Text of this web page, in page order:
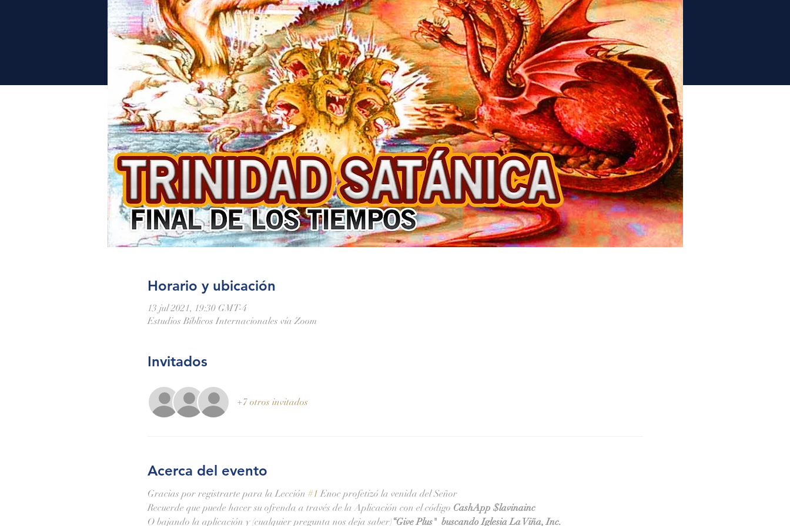
Horario y ubicación
13 jul 2021, 19:30 GMT-4
Estudios Bíblicos Internacionales vía Zoom
Invitados
+7 otros invitados
Acerca del evento
Gracias por registrarte para la Lección #1 Enoc profetizó la venida del Señor
Recuerde que puede hacer su ofrenda a través de la Aplicación con el código CashApp $lavinainc
O bajando la aplicación y (cualquier pregunta nos deja saber) “Give Plus" buscando Iglesia La Viña, Inc.